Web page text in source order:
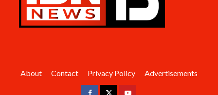
About Contact Privacy Policy Advertisements